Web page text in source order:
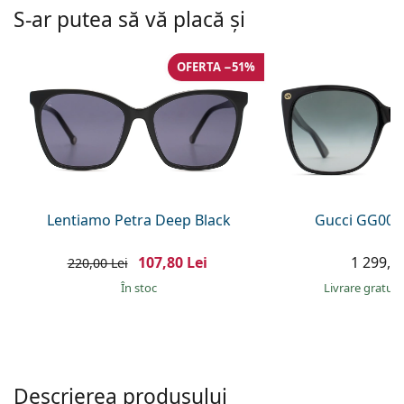
Toate mărcile
S-ar putea să vă placă și
Lentiamo Petra Deep Black
OFERTA −51%
220,00 Lei 107,80 Lei
În stoc
Gucci
1
Livrare
Descrierea produsului